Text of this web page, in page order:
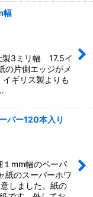
幅
3ミリ幅 17.5イ
片側エッジがメ
ギリス製よりも
パー120本入り
１mm幅のペーパ
紙のスーパーホワ
しました。紙の